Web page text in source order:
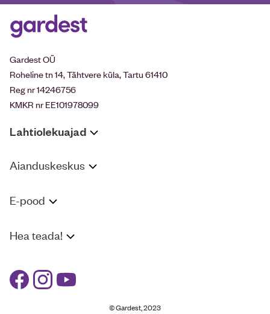
Gardest OÜ
Roheline tn 14, Tähtvere küla, Tartu 61410
Reg nr 14246756
KMKR nr EE101978099
Lahtiolekuajad
Aianduskeskus
E-pood
Hea teada!
© Gardest, 2023